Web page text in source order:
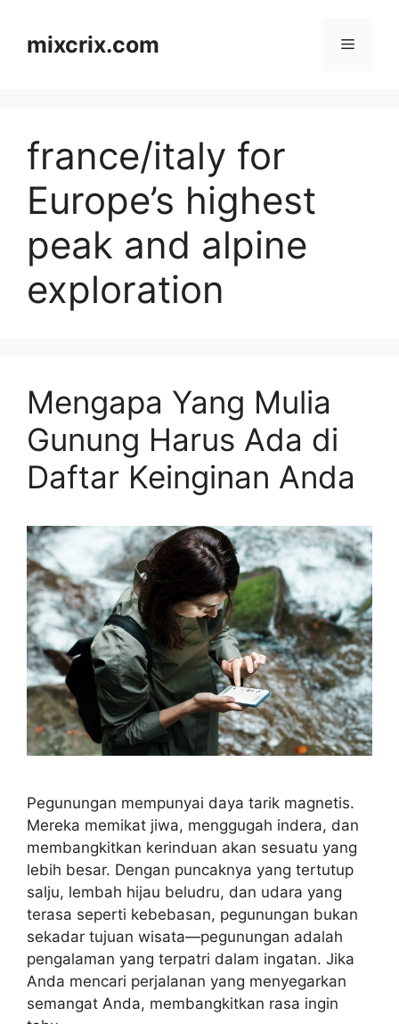
contentmixcrix.com Menu
france/italy for
Europe’s highest
peak and alpine
exploration
Mengapa Yang Mulia
Gunung Harus Ada di
Daftar Keinginan Anda
Pegunungan mempunyai daya tarik magnetis.
Mereka memikat jiwa, menggugah indera, dan
membangkitkan kerinduan akan sesuatu yang
lebih besar. Dengan puncaknya yang tertutup
salju, lembah hijau beludru, dan udara yang
terasa seperti kebebasan, pegunungan bukan
sekadar tujuan wisata—pegunungan adalah
pengalaman yang terpatri dalam ingatan. Jika
Anda mencari perjalanan yang menyegarkan
semangat Anda, membangkitkan rasa ingin